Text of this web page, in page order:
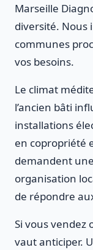
Marseille
diversité. Nous
communes
vos besoins.
Le climat
l’ancien bâti
installations
en copropriété
demandent
organisation
de répondre
Si vous vendez
vaut anticiper.